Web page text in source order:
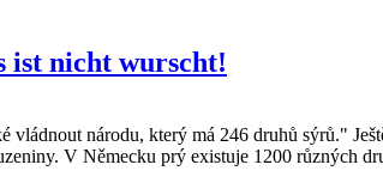
ist nicht wurscht!
vládnout národu, který má 246 druhů sýrů."
V Německu prý existuje 1200 různých